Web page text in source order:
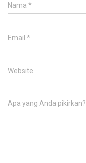
Nama *
Email *
Website
Apa yang Anda pikirkan?